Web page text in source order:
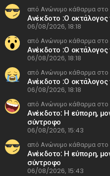
από Ανώνυμο κάθαρμα στο
Ανέκδοτο :Ο οκτάλογος
06/08/2026, 18:18
από Ανώνυμο κάθαρμα στο
Ανέκδοτο :Ο οκτάλογος
06/08/2026, 18:18
από Ανώνυμο κάθαρμα στο
Ανέκδοτο :Ο οκτάλογος
06/08/2026, 18:18
από Ανώνυμο κάθαρμα στο
Ανέκδοτο: Η εύπορη,
σύντροφο
06/08/2026, 15:43
από Ανώνυμο κάθαρμα στο
Ανέκδοτο: Η εύπορη,
σύντροφο
06/08/2026, 15:43